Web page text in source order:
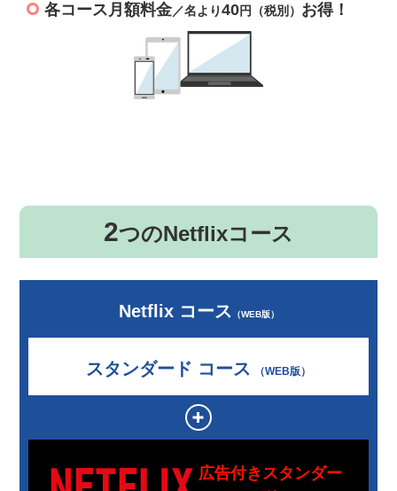
各コース月額料金／名より40円（税別） お得！
2つのNetflixコース
Netflix コース （WEB版）
スタンダード コース （WEB版）
+
広告付きスタンダー